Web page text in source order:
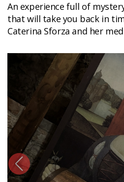
An experience full of
that will take you back in
Caterina Sforza and her